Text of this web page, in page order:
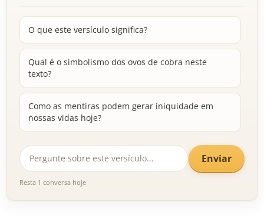
O que este versículo significa?
Qual é o simbolismo dos ovos de cobra neste
texto?
Como as mentiras podem gerar iniquidade em
nossas vidas hoje?
Enviar
Resta 1 conversa hoje